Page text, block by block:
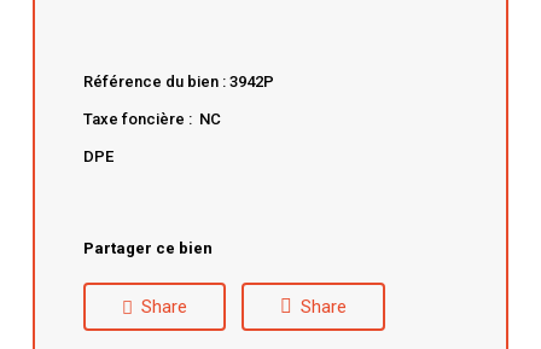
Référence du bien : 3942P
Taxe foncière : NC
DPE
Partager ce bien
Share Share